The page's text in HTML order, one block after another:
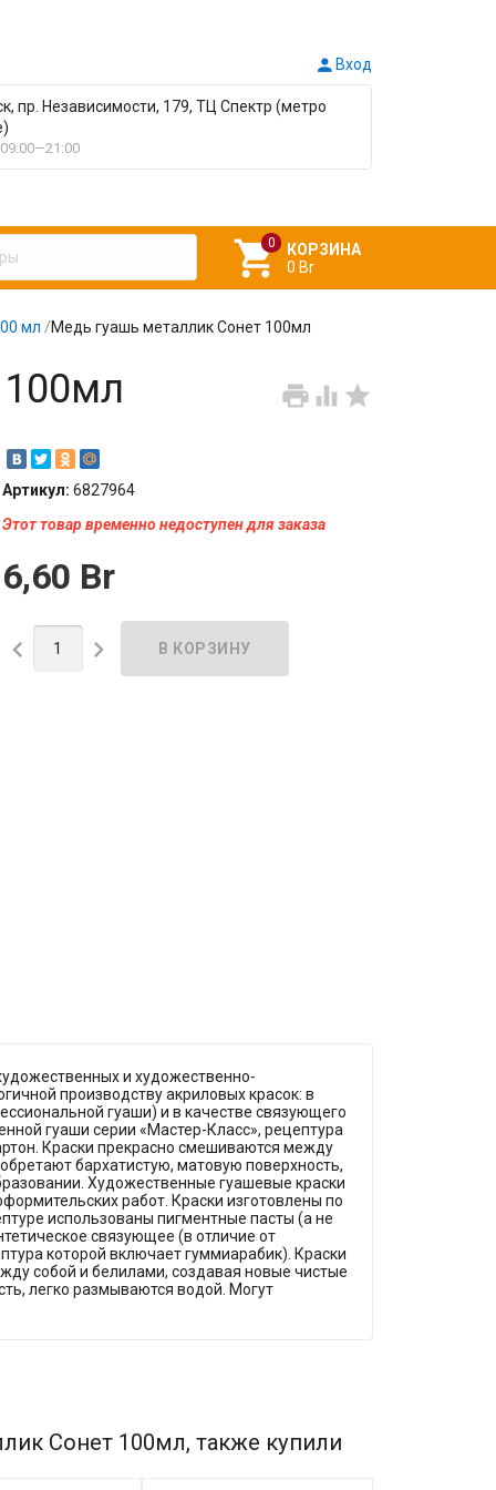
Вход
пр. Независимости, 179, ТЦ Спектр (метро

КОРЗИНА
0 Br
мл /Медь гуашь металлик Сонет 100мл
  
Артикул: 6827964
Этот товар временно недоступен для заказа
6,60 Br
 
и художественно-
производству акриловых красок: в
гуаши) и в качестве связующего
гуаши серии «Мастер-Класс», рецептура
Краски прекрасно смешиваются между
бархатистую, матовую поверхность,
Художественные гуашевые краски
работ. Краски изготовлены по
использованы пигментные пасты (а не
связующее (в отличие от
которой включает гуммиарабик). Краски
собой и белилами, создавая новые чистые
легко размываются водой. Могут
Сонет 100мл, также купили